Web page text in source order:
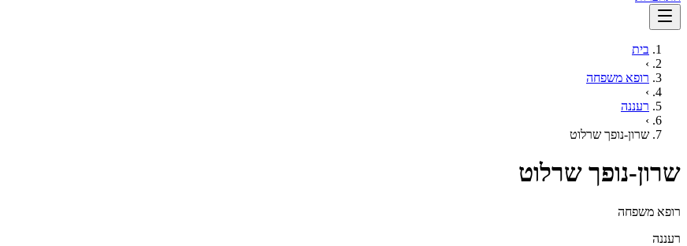
בית
›
רופא משפחה
›
רעננה
›
שרון-נופך שרלוט
שרון-נופך שרלוט
רופא משפחה
רעננה